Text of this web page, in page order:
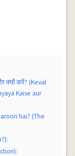
क्यों करें? (Keval
Kaise aur
hai? (The